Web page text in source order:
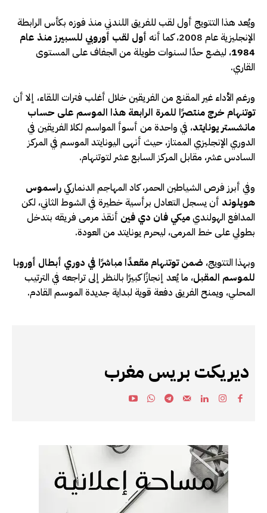
ويُعد هذا التتويج أول لقب للفريق اللندني منذ فوزه بكأس الرابطة
الإنجليزية عام 2008، كما أنه
أول لقب أوروبي للسبيرز منذ عام
1984، ليضع حدًا لسنوات طويلة من الجفاف على المستوى
القاري.
ورغم الأداء غير المقنع من الفريقين خلال أغلب فترات اللقاء، إلا أن
توتنهام خرج منتصرًا للمرة الرابعة هذا الموسم على حساب
مانشستر يونايتد، في واحدة من أسوأ المواسم لكلا الفريقين في
الدوري الإنجليزي الممتاز، حيث أنهى اليونايتد الموسم في المركز
السادس عشر، مقابل المركز السابع عشر لتوتنهام.
وفي أبرز فرص الشياطين الحمر، كاد المهاجم الدنماركيراسموس
هويلوند أن يسجل التعادل برأسية خطيرة في الشوط الثاني، لكن
المدافع الهولنديميكي فان دي فين أنقذ مرمى فريقه بتدخل
بطولي على خط المرمى، ليحرم يونايتد من العودة.
وبهذا التتويج، ضمن توتنهام مقعدًا مباشرًا في دوري أبطال أوروبا
للموسم المقبل، ما يُعد إنجازًا كبيرًا بالنظر إلى تراجعه في الترتيب
المحلي، ويمنح الفريق دفعة قوية لبداية جديدة الموسم القادم.
ديريكت بريس مغرب